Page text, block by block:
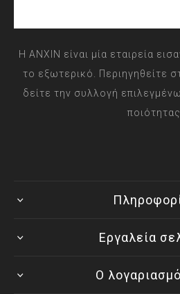
Η ANXIN είναι μία εταιρεία
το εξωτερικό. Περιηγηθείτε
δείτε την συλλογή
ποιότητας.
Εργαλεία
Ο